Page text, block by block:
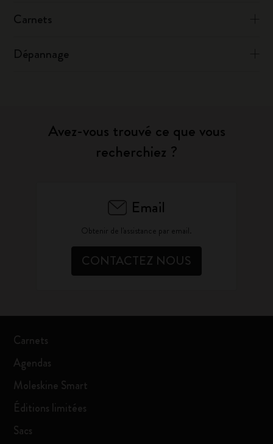
Carnets
Dépannage
Avez-vous trouvé ce que vous
recherchiez ?
Email
Obtenir de l'assistance par email.
CONTACTEZ NOUS
Carnets
Agendas
Moleskine Smart
Éditions limitées
Sacs